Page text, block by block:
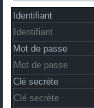
Identifiant
Mot de passe
Clé secrète